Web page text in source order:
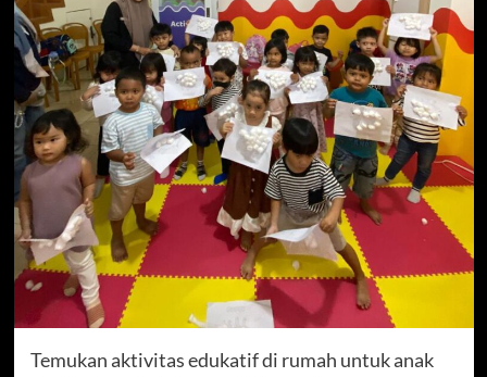
Temukan aktivitas edukatif di rumah untuk anak